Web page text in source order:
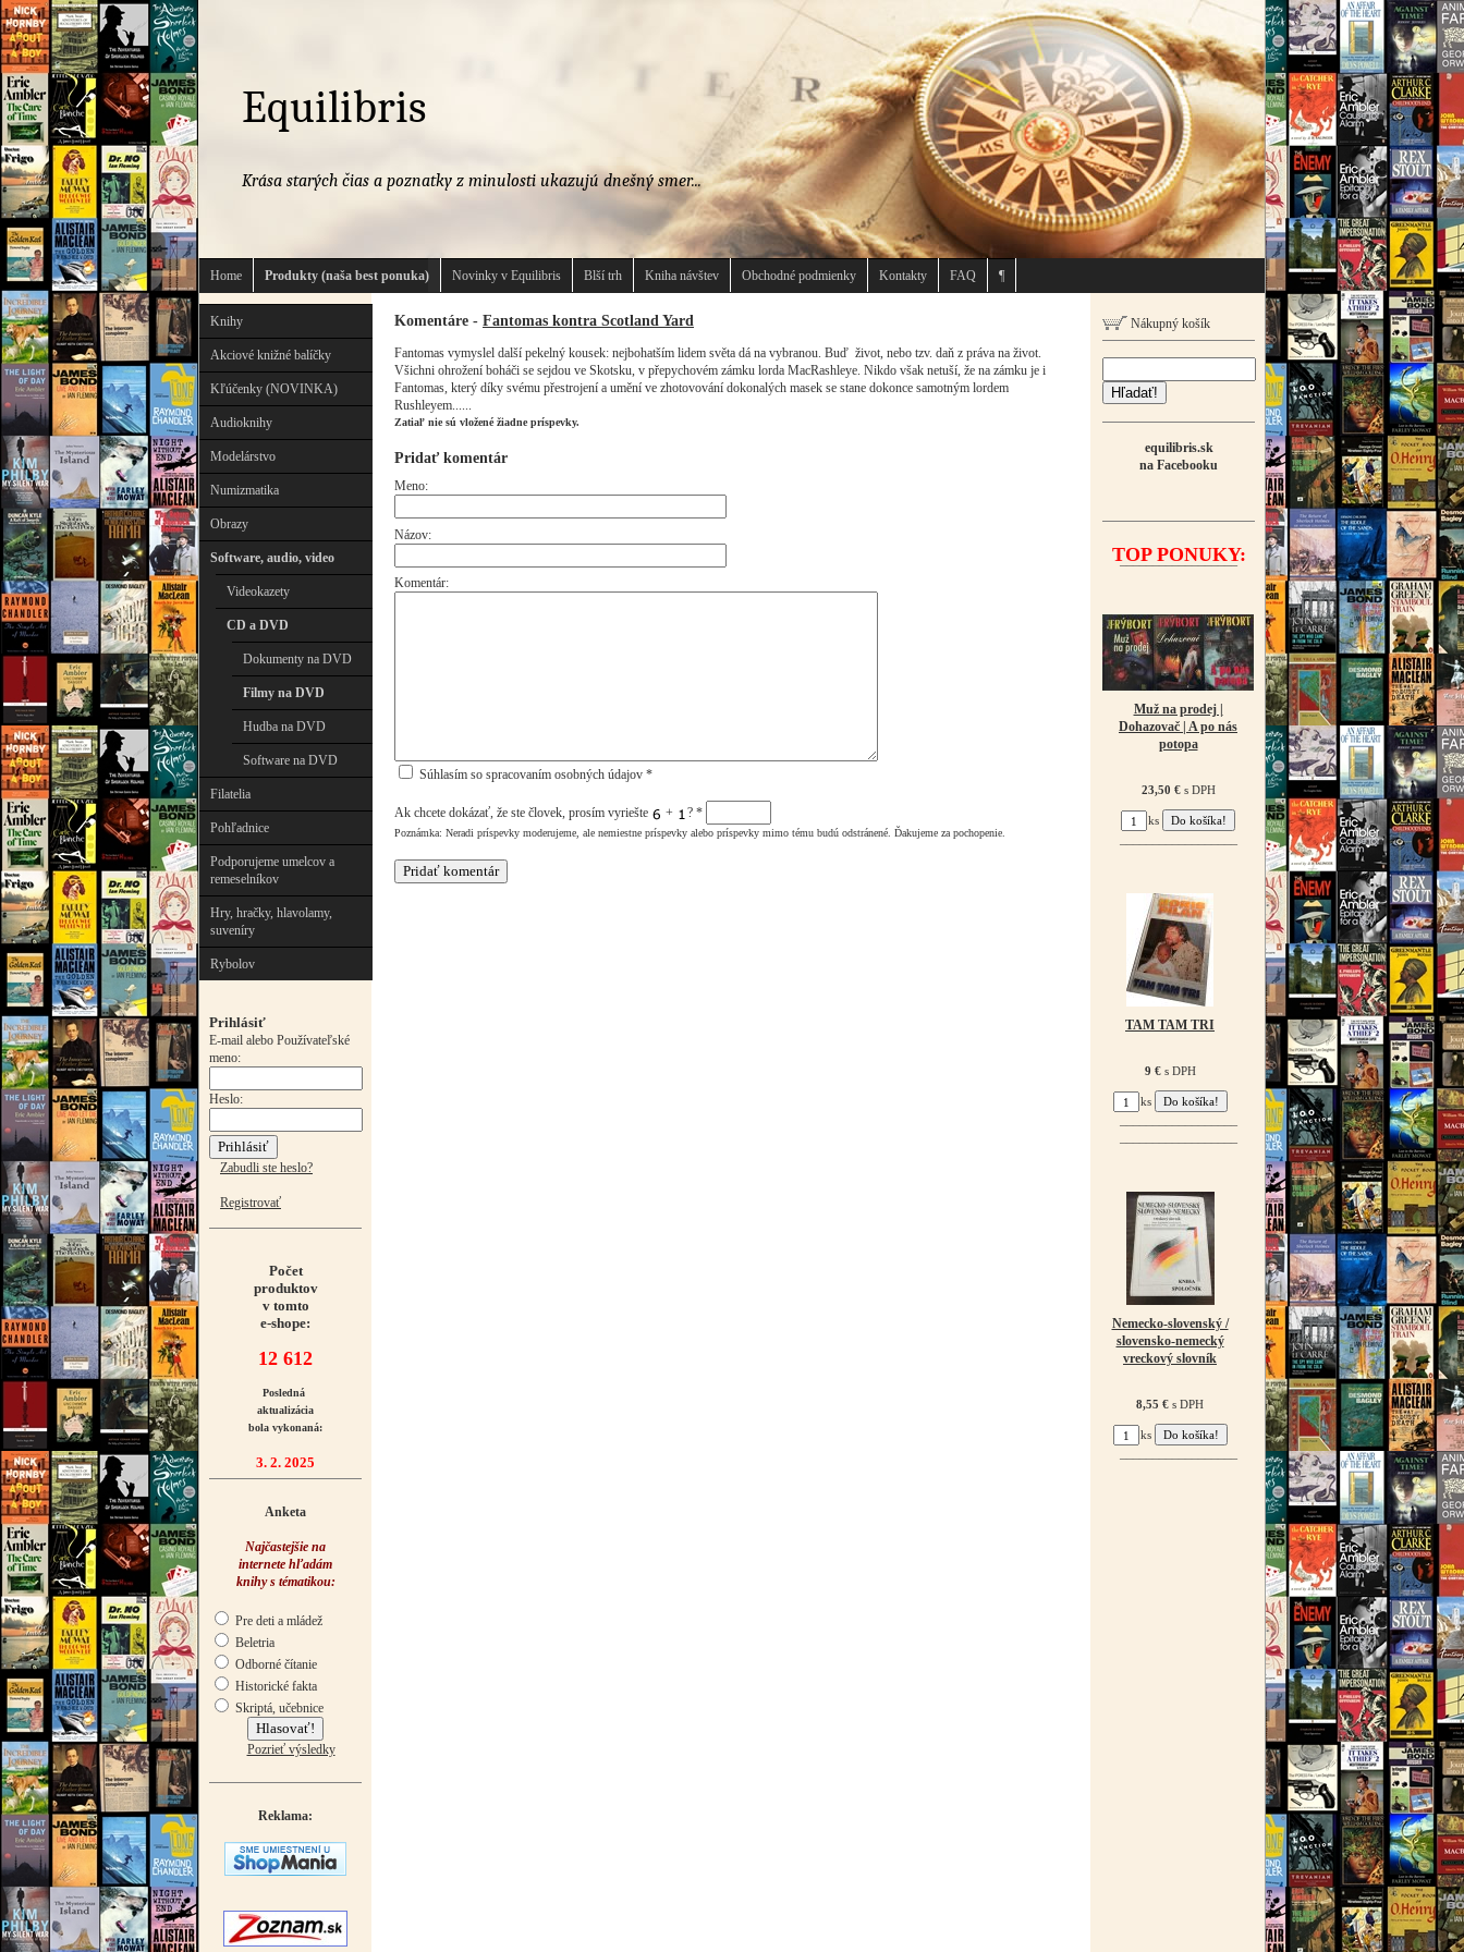
Equilibris
Krása starých čias a poznatky z minulosti ukazujú dnešný smer...
Home Produkty (naša best ponuka) Novinky v Equilibris Blší trh Kniha návštev Obchodné podmienky Kontakty FAQ ¶
Knihy
Akciové knižné balíčky
Kľúčenky (NOVINKA)
Audioknihy
Modelárstvo
Numizmatika
Obrazy
Software, audio, video
Videokazety
CD a DVD
Dokumenty na DVD
Filmy na DVD
Hudba na DVD
Software na DVD
Filatelia
Pohľadnice
Podporujeme umelcov a
remeselníkov
Hry, hračky, hlavolamy,
suveníry
Rybolov
Prihlásiť
E-mail alebo Používateľské
meno:
Heslo:
Zabudli ste heslo?
Registrovať
Počet
produktov
v tomto
e-shope:
12 612
Posledná
aktualizácia
bola vykonaná:
3. 2. 2025
Anketa
Najčastejšie na
internete hľadám
knihy s tématikou:
Pre deti a mládež
Beletria
Odborné čítanie
Historické fakta
Skriptá, učebnice
Pozrieť výsledky
Reklama:
Komentáre - Fantomas kontra Scotland Yard
Fantomas vymyslel další pekelný kousek: nejbohatším lidem světa dá na vybranou. Buď život, nebo tzv. daň z práva na život.
Všichni ohrožení boháči se sejdou ve Skotsku, v přepychovém zámku lorda MacRashleye. Nikdo však netuší, že na zámku je i
Fantomas, který díky svému přestrojení a umění ve zhotovování dokonalých masek se stane dokonce samotným lordem
Rushleyem......
Zatiaľ nie sú vložené žiadne príspevky.
Pridať komentár
Meno:
Názov:
Komentár:
Súhlasím so spracovaním osobných údajov *
Ak chcete dokázať, že ste človek, prosím vyriešte + ? *
Poznámka: Neradi príspevky moderujeme, ale nemiestne príspevky alebo príspevky mimo tému budú odstránené. Ďakujeme za pochopenie.
Nákupný košík
Hľadať!
equilibris.sk
na Facebooku
TOP PONUKY:
Muž na prodej |
Dohazovač | A po nás
potopa
23,50 €s DPH
ks
TAM TAM TRI
9 €s DPH
ks
Nemecko-slovenský /
slovensko-nemecký
vreckový slovník
8,55 € s DPH
ks